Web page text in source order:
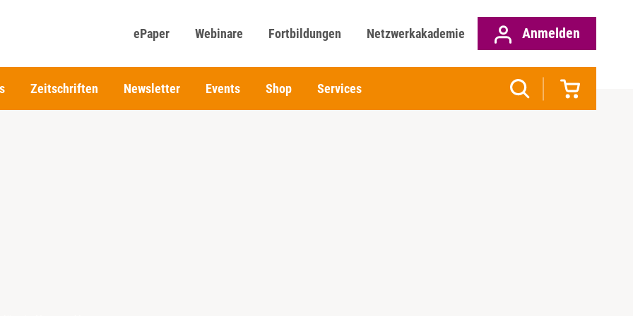
ePaper Webinare Fortbildungen Netzwerkakademie Anmelden
Zeitschriften Newsletter Events Shop Services